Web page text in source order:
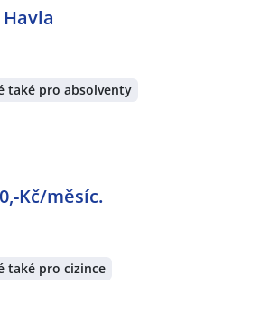
také pro absolventy
Kč/měsíc.
také pro cizince